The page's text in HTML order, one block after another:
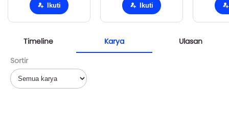
Ikuti Ikuti
Timeline Karya
Ulasan
Sortir